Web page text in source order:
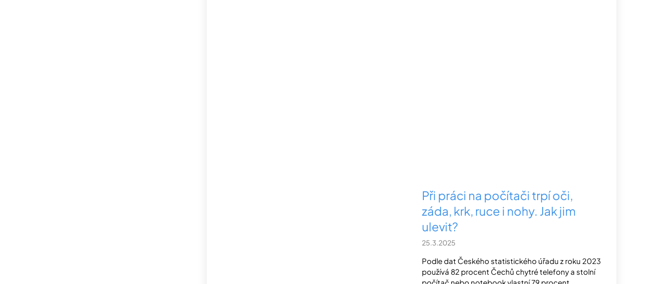
Při práci na počítači trpí oči,
záda, krk, ruce i nohy. Jak jim
ulevit?
25.3.2025
Podle dat Českého statistického úřadu z roku 2023
používá 82 procent Čechů chytré telefony a stolní